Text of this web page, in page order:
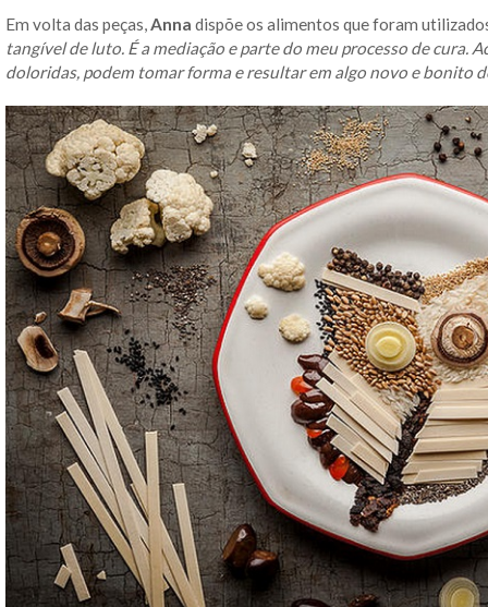
Em volta das peças,Anna dispõe os alimentos que foram
tangível de luto. É a mediação e parte do meu processo de cura.
doloridas, podem tomar forma e resultar em algo novo e bonito